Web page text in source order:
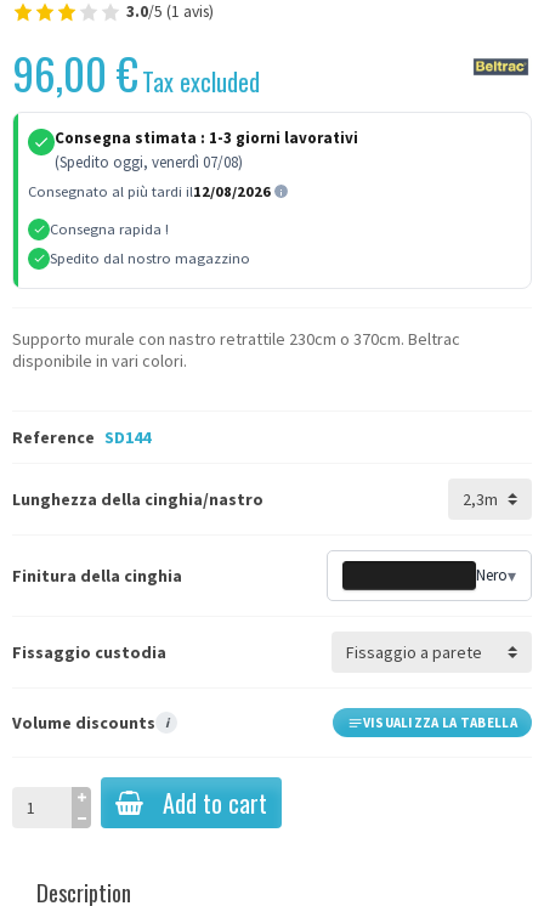
3.0/5 (1 avis)
96,00 €Tax excluded
Consegna stimata : 1-3 giorni lavorativi
(Spedito oggi, venerdì 07/08)
Consegnato al più tardi il12/08/2026
Consegna rapida !
Spedito dal nostro magazzino
Supporto murale con nastro retrattile 230cm o 370cm. Beltrac
disponibile in vari colori.
Reference SD144
Lunghezza della cinghia/nastro
Finitura della cinghia Nero▾
Fissaggio custodia
Volume discounts i VISUALIZZA LA TABELLA
Add to cart
Description